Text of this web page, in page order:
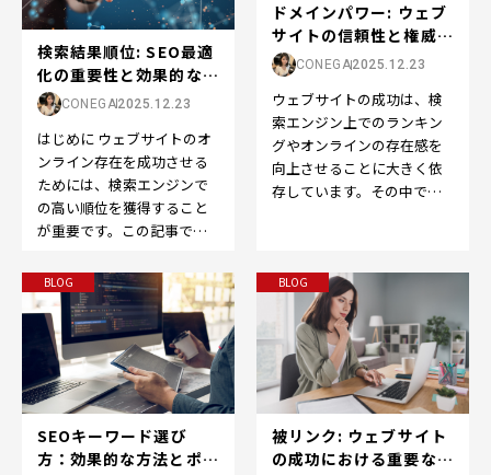
検索結果順位: SEO最適
化の重要性と効果的な戦
略 CONEGA2025.12.23
はじめに ウェブサイトのオ
ンライン存在を成功させる
ためには、検索エンジンで
の高い順位を獲得すること
が重要です。この記事で
は「SEO順位」の重要性
と…
ドメインパワー: ウェブ
サイトの信頼性と権威の
向上をサポート...
CONEGA2025.12.23
ウェブサイトの成功は、検
索エンジン上でのランキン
グやオンラインの存在感を
向上させることに大きく依
存しています。その中で
BLOG
SEOキーワード選び
方：効果的な方法とポイ
BLOG
被リンク: ウェブサイト
の成功における重要な役